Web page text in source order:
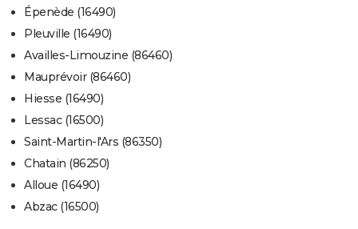
Épenède (16490)
Pleuville (16490)
Availles-Limouzine (86460)
Mauprévoir (86460)
Hiesse (16490)
Lessac (16500)
Saint-Martin-l'Ars (86350)
Chatain (86250)
Alloue (16490)
Abzac (16500)